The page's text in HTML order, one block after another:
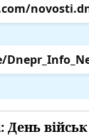
День військ